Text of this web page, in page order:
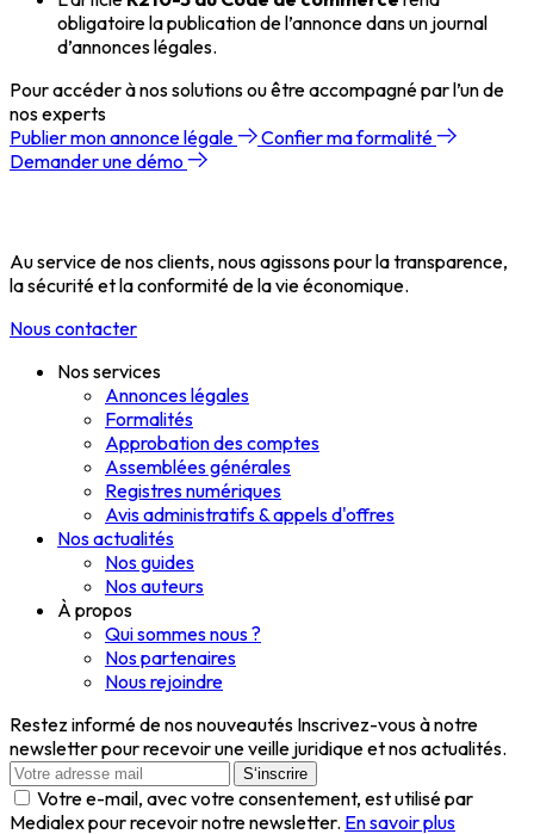
obligatoire la publication de l’annonce dans un journal
d’annonces légales.
Pour accéder à nos solutions ou être accompagné par l’un de
nos experts
Publier mon annonce légale
Confier ma formalité
Demander une démo
Au service de nos clients, nous agissons pour la transparence,
la sécurité et la conformité de la vie économique.
Nous contacter
Nos services
Annonces légales
Formalités
Approbation des comptes
Assemblées générales
Registres numériques
Avis administratifs & appels d'offres
Nos actualités
Nos guides
Nos auteurs
À propos
Qui sommes nous ?
Nos partenaires
Nous rejoindre
Restez informé de nos nouveautés Inscrivez-vous à notre
newsletter pour recevoir une veille juridique et nos actualités.
S‘inscrire
Votre e-mail, avec votre consentement, est utilisé par
Medialex pour recevoir notre newsletter. En savoir plus